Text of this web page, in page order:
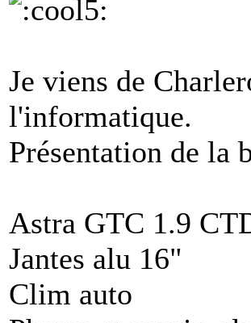
Je viens de
l'informatique.
Présentation de la
Astra GTC 1.9
Jantes alu 16"
Clim auto